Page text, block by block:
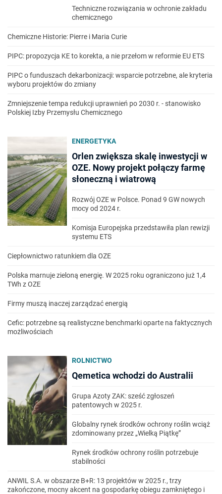
Techniczne rozwiązania w ochronie zakładu
chemicznego
Chemiczne Historie: Pierre i Maria Curie
PIPC: propozycja KE to korekta, a nie przełom w reformie EU ETS
PIPC o funduszach dekarbonizacji: wsparcie potrzebne, ale kryteria
wyboru projektów do zmiany
Zmniejszenie tempa redukcji uprawnień po 2030 r. - stanowisko
Polskiej Izby Przemysłu Chemicznego
ENERGETYKA
Orlen zwiększa skalę inwestycji w
OZE. Nowy projekt połączy farmę
słoneczną i wiatrową
Rozwój OZE w Polsce. Ponad 9 GW nowych
mocy od 2024 r.
Komisja Europejska przedstawiła plan rewizji
systemu ETS
Ciepłownictwo ratunkiem dla OZE
Polska marnuje zieloną energię. W 2025 roku ograniczono już 1,4
TWh z OZE
Firmy muszą inaczej zarządzać energią
Cefic: potrzebne są realistyczne benchmarki oparte na faktycznych
możliwościach
ROLNICTWO
Qemetica wchodzi do Australii
Grupa Azoty ZAK: sześć zgłoszeń
patentowych w 2025 r.
Globalny rynek środków ochrony roślin wciąż
zdominowany przez „Wielką Piątkę”
Rynek środków ochrony roślin potrzebuje
stabilności
ANWIL S.A. w obszarze B+R: 13 projektów w 2025 r., trzy
zakończone, mocny akcent na gospodarkę obiegu zamkniętego i